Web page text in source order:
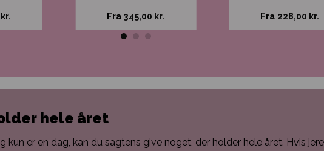
kr. Fra 345,00 kr. Fra 228,00 kr.
hele året
kun er en dag, kan du sagtens give noget, der holder hele året. Hvis